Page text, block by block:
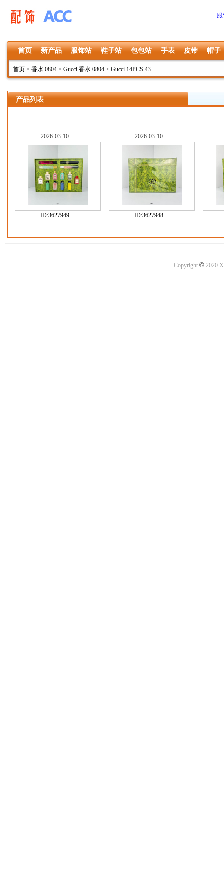
首页 新产品 服饰站 鞋子站 包包站 手表 皮带 帽子
首页 > 香水 0804 > Gucci 香水 0804 > Gucci 14PCS 43
产品列表
2026-03-10
ID:3627949
2026-03-10
ID:3627948
Copyright ©2020